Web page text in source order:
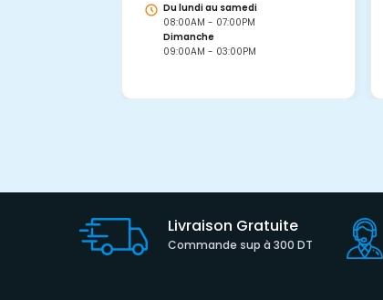
Du lundi au samedi
08:00AM - 07:00PM
Dimanche
09:00AM - 03:00PM
Livraison Gratuite
Commande sup à 300 DT